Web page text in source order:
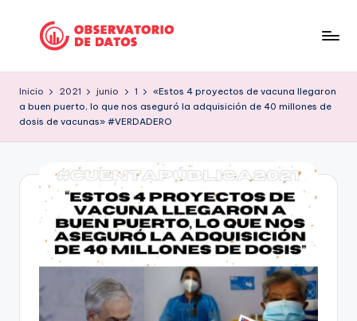
contenido
e
ri
o
d
is
m
d
free
but
sacred"
Charles
Preswitch
Scott
Inicio 2021 junio 1
«Estos 4 proyectos de vacuna llegaron
a buen puerto, lo que nos aseguró la adquisición de 40 millones de
dosis de vacunas» #VERDADERO